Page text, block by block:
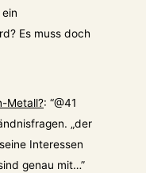
Es muss doch
Metall?: “@41
„der
Interessen
genau mit…”